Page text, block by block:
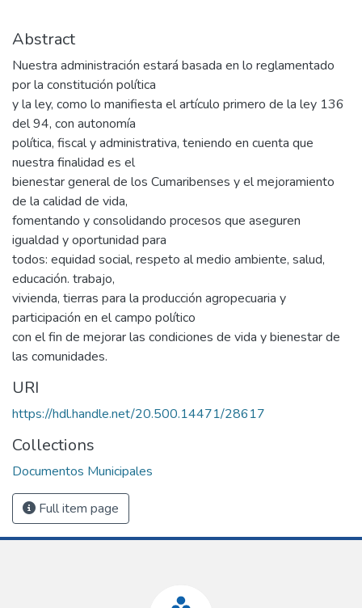
Abstract
Nuestra administración estará basada en lo reglamentado
por la constitución política
y la ley, como lo manifiesta el artículo primero de la ley 136
del 94, con autonomía
política, fiscal y administrativa, teniendo en cuenta que
nuestra finalidad es el
bienestar general de los Cumaribenses y el mejoramiento
de la calidad de vida,
fomentando y consolidando procesos que aseguren
igualdad y oportunidad para
todos: equidad social, respeto al medio ambiente, salud,
educación. trabajo,
vivienda, tierras para la producción agropecuaria y
participación en el campo político
con el fin de mejorar las condiciones de vida y bienestar de
las comunidades.
URI
https://hdl.handle.net/20.500.14471/28617
Collections
Documentos Municipales
Full item page